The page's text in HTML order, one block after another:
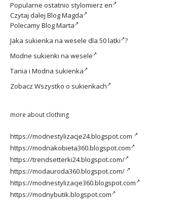
Popularne ostatnio stylomierz en
Czytaj dalej Blog Magda
PolecamyBlog Marta
Jaka sukienka na wesele dla 50 latki ?
Modne sukienki na wesele
Tania i Modna sukienka
Zobacz Wszystko o sukienkach
more about clothing
https://modnestylizacje24.blogspot.com
https://modnakobieta360.blogspot.com
https://trendsetterki24.blogspot.com/
https://modauroda360.blogspot.com/
https://modnestylizacje360.blogspot.com
https://modnybutik.blogspot.com